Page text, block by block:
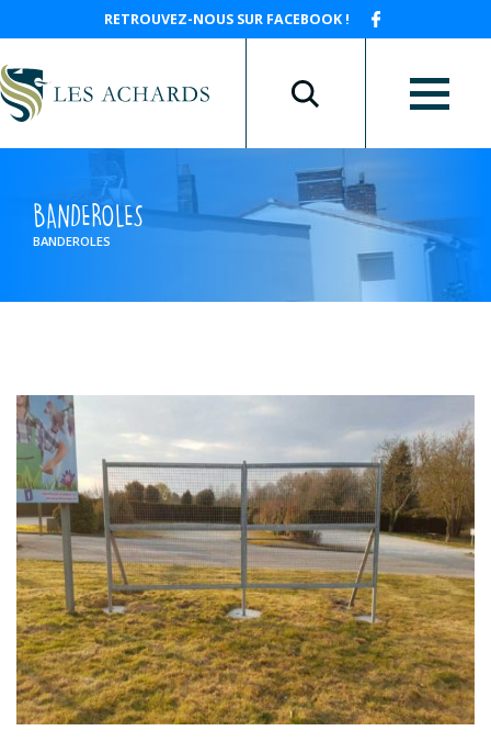
RETROUVEZ-NOUS SUR FACEBOOK !
BANDEROLES
BANDEROLES